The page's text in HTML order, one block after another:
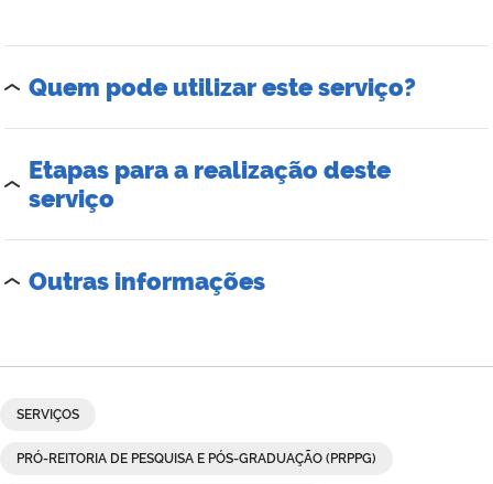
Quem pode utilizar este serviço?
Etapas para a realização deste
serviço
Outras informações
SERVIÇOS
PRÓ-REITORIA DE PESQUISA E PÓS-GRADUAÇÃO (PRPPG)